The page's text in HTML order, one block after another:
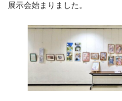
展示会始まりました。